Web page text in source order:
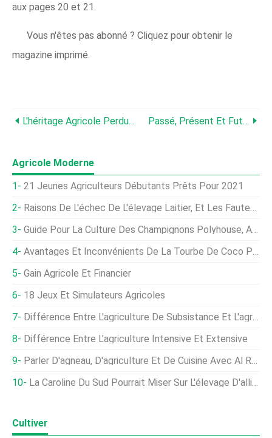
aux pages 20 et 21.
Vous n'êtes pas abonné ? Cliquez pour obtenir le
magazine imprimé.
L'héritage Agricole Perdure Malgré La Tragédie Passé, Présent Et Futur – Tout En Un
Agricole Moderne
21 Jeunes Agriculteurs Débutants Prêts Pour 2021
Raisons De L'échec De L'élevage Laitier, Et Les Fautes Professionnelles
Guide Pour La Culture Des Champignons Polyhouse, Agriculture, Et Plantation En Inde
Avantages Et Inconvénients De La Tourbe De Coco Pour L'agriculture
Gain Agricole Et Financier
18 Jeux Et Simulateurs Agricoles
Différence Entre L'agriculture De Subsistance Et L'agriculture Intensive
Différence Entre L'agriculture Intensive Et Extensive
Parler D'agneau, D'agriculture Et De Cuisine Avec Al Roker
La Caroline Du Sud Pourrait Miser Sur L'élevage D'alligators
Cultiver